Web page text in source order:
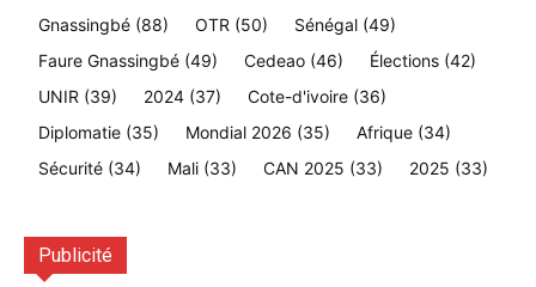
Gnassingbé (88) OTR (50) Sénégal (49)
Faure Gnassingbé (49) Cedeao (46) Élections (42)
UNIR (39) 2024 (37) Cote-d'ivoire (36)
Diplomatie (35) Mondial 2026 (35) Afrique (34)
Sécurité (34) Mali (33) CAN 2025 (33) 2025 (33)
Publicité